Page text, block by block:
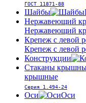
ГОСТ 11871-88
Шайбы
Нержавеющий
Нержавеющий
Крепеж с левой
Крепеж с левой
Конструкции
Стаканы
крышные
Серия 1.494-24
Оси Оси